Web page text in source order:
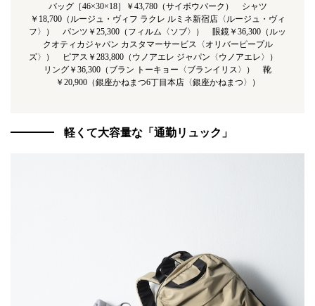
バッグ［46×30×18］￥43,780（サイボウパーク） シャツ
￥18,700（ルージュ・ヴィフ ラクレ ルミネ新宿店〈ルージュ・ヴィ
フ〉） パンツ￥25,300（フィルム〈ソブ〉） 眼鏡￥36,300（ルッ
クオティカジャパン カスタマーサービス〈オリバーピープル
ズ〉） ピアス￥283,800（ウノアエレ ジャパン〈ウノアエレ〉）
リング￥36,300（ブラン トーキョー〈ブランイリス〉） 靴
￥20,900（銀座かねまつ6丁目本店〈銀座かねまつ〉）
軽くて大容量な「通勤リュック」